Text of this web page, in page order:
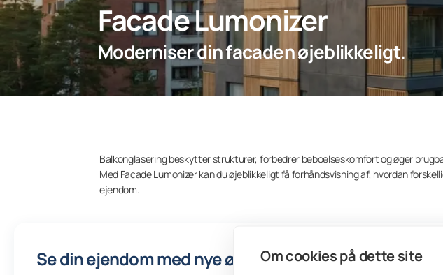
Om cookies på dette site
Facade Lumonizer
Moderniser din facaden øjeblikkeligt.
Balkonglasering beskytter strukturer, forbedrer beboelseskomfort og øger
Med Facade Lumonizer kan du øjeblikkeligt få forhåndsvisning af, hvordan
ejendom.
Se din ejendom med nye øjne